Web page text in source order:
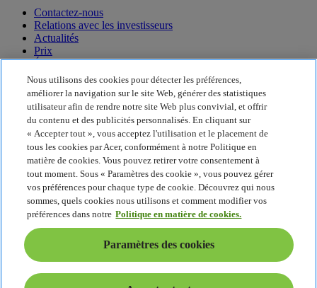
Contactez-nous
Relations avec les investisseurs
Actualités
Prix
Événements
Développement durable
Développement durable
Responsabilité sociale de l'entreprise
Empreinte carbone du produit
Project Humanity
Earthion
Politique de confidentialité
Politique en matière de cookies
Mentions légales
Informations légales supplémentaires
Politique en matière d'accessibilité
Paramètres des cookies
France - Français
Nous utilisons des cookies pour détecter les préférences,
améliorer la navigation sur le site Web, générer des statistiques
utilisateur afin de rendre notre site Web plus convivial, et offrir
du contenu et des publicités personnalisés. En cliquant sur
« Accepter tout », vous acceptez l'utilisation et le placement de
tous les cookies par Acer, conformément à notre Politique en
matière de cookies. Vous pouvez retirer votre consentement à
tout moment. Sous « Paramètres des cookie », vous pouvez gérer
vos préférences pour chaque type de cookie. Découvrez qui nous
sommes, quels cookies nous utilisons et comment modifier vos
préférences dans notre Politique en matière de cookies.
Paramètres des cookies